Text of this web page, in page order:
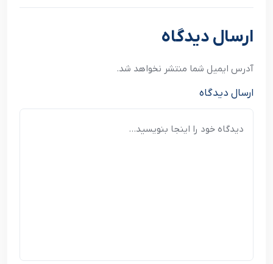
نوشته بعدی
ارسال دیدگاه
آدرس ایمیل شما منتشر نخواهد شد.
ارسال دیدگاه